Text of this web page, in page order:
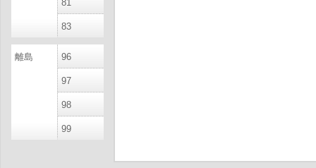
81
83
離島 96
97
98
99